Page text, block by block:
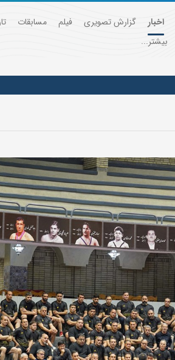
اخبار گزارش تصویری فیلم مسابقات
بیشتر...